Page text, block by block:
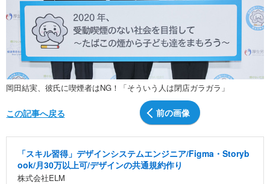
岡田結実、彼氏に喫煙者はNG！「そういう人は閉店ガラガラ」
前の画像
この記事へ戻る
「スキル習得」デザインシステムエンジニア/Figma・Storyb
ook/月30万以上可/デザインの共通規約作り
株式会社ELM